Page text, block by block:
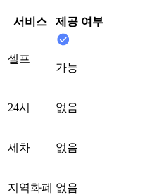
서비스 제공 여부
셀프
가능
24시 없음
세차 없음
지역화폐 없음